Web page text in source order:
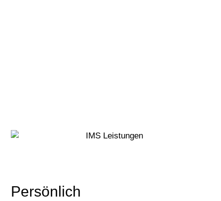
Persönlich